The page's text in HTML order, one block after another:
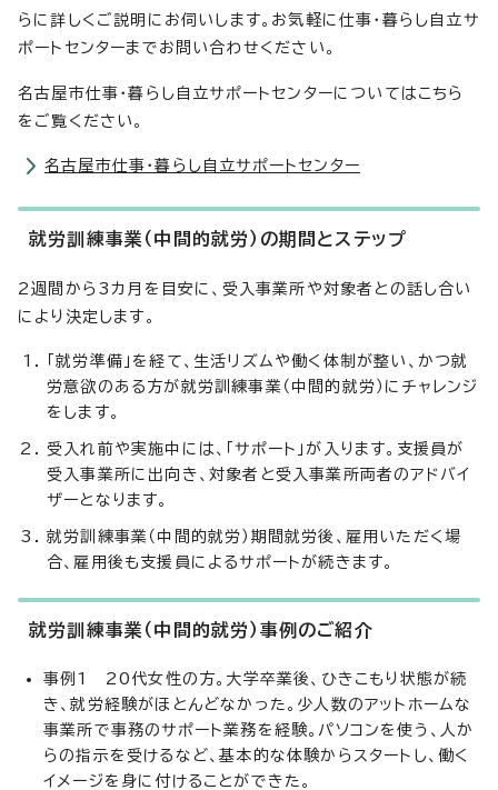
らに詳しくご説明にお伺いします。お気軽に仕事・暮らし自立サ
ポートセンターまでお問い合わせください。
名古屋市仕事・暮らし自立サポートセンターについてはこちら
をご覧ください。
名古屋市仕事・暮らし自立サポートセンター
就労訓練事業（中間的就労）の期間とステップ
2週間から3カ月を目安に、受入事業所や対象者との話し合い
により決定します。
「就労準備」を経て、生活リズムや働く体制が整い、かつ就
労意欲のある方が就労訓練事業（中間的就労）にチャレンジ
をします。
受入れ前や実施中には、「サポート」が入ります。支援員が
受入事業所に出向き、対象者と受入事業所両者のアドバイ
ザーとなります。
就労訓練事業（中間的就労）期間就労後、雇用いただく場
合、雇用後も支援員によるサポートが続きます。
就労訓練事業（中間的就労）事例のご紹介
事例1 20代女性の方。大学卒業後、ひきこもり状態が続
き、就労経験がほとんどなかった。少人数のアットホームな
事業所で事務のサポート業務を経験。パソコンを使う、人か
らの指示を受けるなど、基本的な体験からスタートし、働く
イメージを身に付けることができた。